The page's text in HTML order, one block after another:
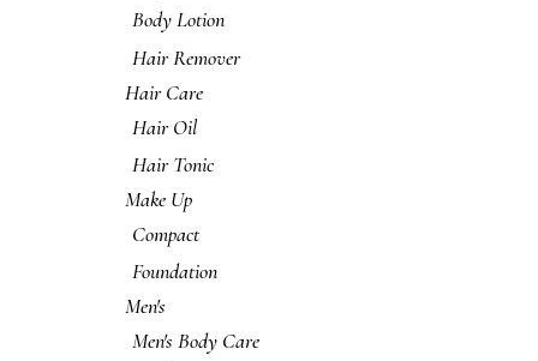
Body Lotion
Hair Remover
Hair Care
Hair Oil
Hair Tonic
Make Up
Compact
Foundation
Men's
Men's Body Care